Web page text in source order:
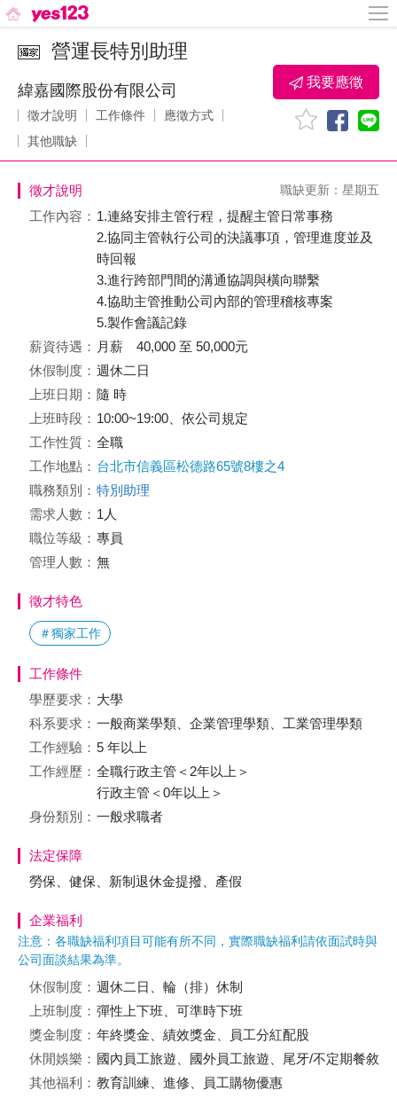
營運長特別助理
緯嘉國際股份有限公司
徵才說明 工作條件
應徵方式
其他職缺
我要應徵
徵才說明 職缺更新：星期五
工作內容： 1.連絡安排主管行程，提醒主管日常事務
2.協同主管執行公司的決議事項，管理進度並及
時回報
3.進行跨部門間的溝通協調與橫向聯繫
4.協助主管推動公司內部的管理稽核專案
5.製作會議記錄
薪資待遇： 月薪 40,000 至 50,000元
休假制度： 週休二日
上班日期： 隨 時
上班時段： 10:00~19:00、依公司規定
工作性質： 全職
工作地點： 台北市信義區松德路65號8樓之4
職務類別： 特別助理
需求人數： 1人
職位等級： 專員
管理人數： 無
徵才特色
＃獨家工作
工作條件
學歷要求： 大學
科系要求： 一般商業學類、企業管理學類、工業管理學類
工作經驗： 5 年以上
工作經歷： 全職行政主管＜2年以上＞
行政主管＜0年以上＞
身份類別： 一般求職者
法定保障
勞保、健保、新制退休金提撥、產假
企業福利
注意：各職缺福利項目可能有所不同，實際職缺福利請依面試時與
公司面談結果為準。
休假制度： 週休二日、輪（排）休制
上班制度： 彈性上下班、可準時下班
獎金制度： 年終獎金、績效獎金、員工分紅配股
休閒娛樂： 國內員工旅遊、國外員工旅遊、尾牙/不定期餐敘
其他福利： 教育訓練、進修、員工購物優惠